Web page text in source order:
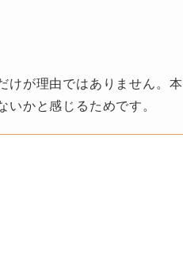
けが理由ではありません。本
かと感じるためです。